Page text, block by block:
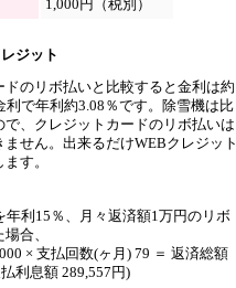
1,000円（税別）
ジット
ドのリボ払いと比較すると金利は約
利で年利約3.08％です。除雪機は比
で、クレジットカードのリボ払いは
せん。出来るだけWEBクレジット
す。
年利15％、月々返済額1万円のリボ
合、
× 支払回数(ヶ月) 79 ＝ 返済総額
払利息額 289,557円)